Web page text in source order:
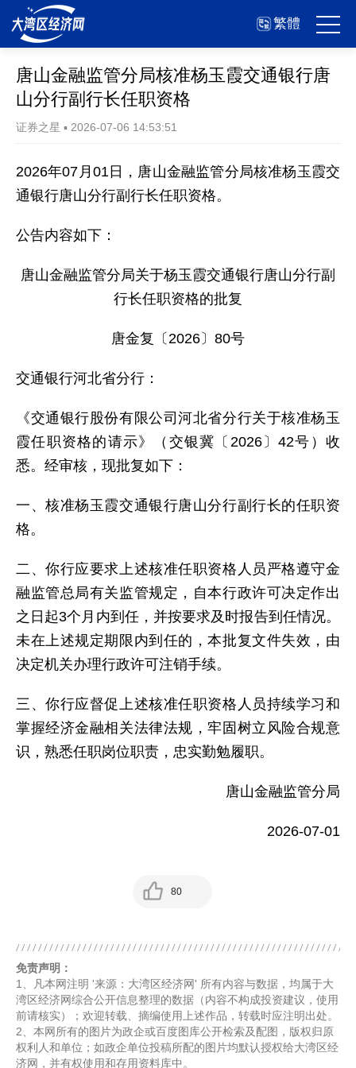
繁體
唐山金融监管分局核准杨玉霞交通银行唐
山分行副行长任职资格
证券之星 ▪ 2026-07-06 14:53:51
2026年07月01日，唐山金融监管分局核准杨玉霞交
通银行唐山分行副行长任职资格。
公告内容如下：
唐山金融监管分局关于杨玉霞交通银行唐山分行副
行长任职资格的批复
唐金复〔2026〕80号
交通银行河北省分行：
《交通银行股份有限公司河北省分行关于核准杨玉
霞任职资格的请示》（交银冀〔2026〕42号）收
悉。经审核，现批复如下：
一、核准杨玉霞交通银行唐山分行副行长的任职资
格。
二、你行应要求上述核准任职资格人员严格遵守金
融监管总局有关监管规定，自本行政许可决定作出
之日起3个月内到任，并按要求及时报告到任情况。
未在上述规定期限内到任的，本批复文件失效，由
决定机关办理行政许可注销手续。
三、你行应督促上述核准任职资格人员持续学习和
掌握经济金融相关法律法规，牢固树立风险合规意
识，熟悉任职岗位职责，忠实勤勉履职。
唐山金融监管分局
2026-07-01
80
免责声明：
1、凡本网注明 '来源：大湾区经济网' 所有内容与数据，均属于大
湾区经济网综合公开信息整理的数据（内容不构成投资建议，使用
前请核实）；欢迎转载、摘编使用上述作品，转载时应注明出处。
2、本网所有的图片为政企或百度图库公开检索及配图，版权归原
权利人和单位；如政企单位投稿所配的图片均默认授权给大湾区经
济网，并有权使用和存用资料库中。